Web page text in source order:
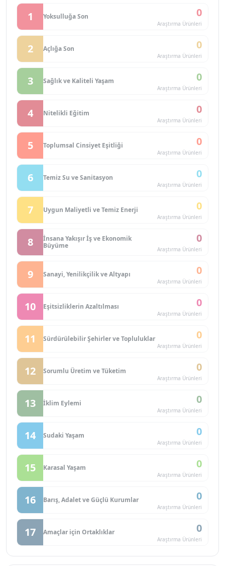
1 Yoksulluğa Son 0
Araştırma Ürünleri
2 Açlığa Son 0
Araştırma Ürünleri
3 Sağlık ve Kaliteli Yaşam 0
Araştırma Ürünleri
4 Nitelikli Eğitim 0
Araştırma Ürünleri
5 Toplumsal Cinsiyet Eşitliği 0
Araştırma Ürünleri
6 Temiz Su ve Sanitasyon 0
Araştırma Ürünleri
7 Uygun Maliyetli ve Temiz Enerji 0
Araştırma Ürünleri
8
İnsana Yakışır İş ve Ekonomik
Büyüme
0
Araştırma Ürünleri
9 Sanayi, Yenilikçilik ve Altyapı 0
Araştırma Ürünleri
10 Eşitsizliklerin Azaltılması 0
Araştırma Ürünleri
11 Sürdürülebilir Şehirler ve Topluluklar 0
Araştırma Ürünleri
12 Sorumlu Üretim ve Tüketim 0
Araştırma Ürünleri
13 İklim Eylemi 0
Araştırma Ürünleri
14 Sudaki Yaşam 0
Araştırma Ürünleri
15 Karasal Yaşam 0
Araştırma Ürünleri
16 Barış, Adalet ve Güçlü Kurumlar 0
Araştırma Ürünleri
17 Amaçlar için Ortaklıklar 0
Araştırma Ürünleri